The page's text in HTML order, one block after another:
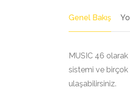
Genel Bakış
MUSIC 46
sistemi ve birçok
ulaşabilirsiniz.